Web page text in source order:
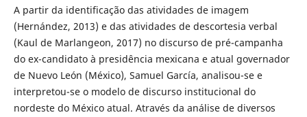
A partir da identificação das atividades de imagem
(Hernández, 2013) e das atividades de descortesia verbal
(Kaul de Marlangeon, 2017) no discurso de pré-campanha
do ex-candidato à presidência mexicana e atual governador
de Nuevo León (México), Samuel García, analisou-se e
interpretou-se o modelo de discurso institucional do
nordeste do México atual. Através da análise de diversos